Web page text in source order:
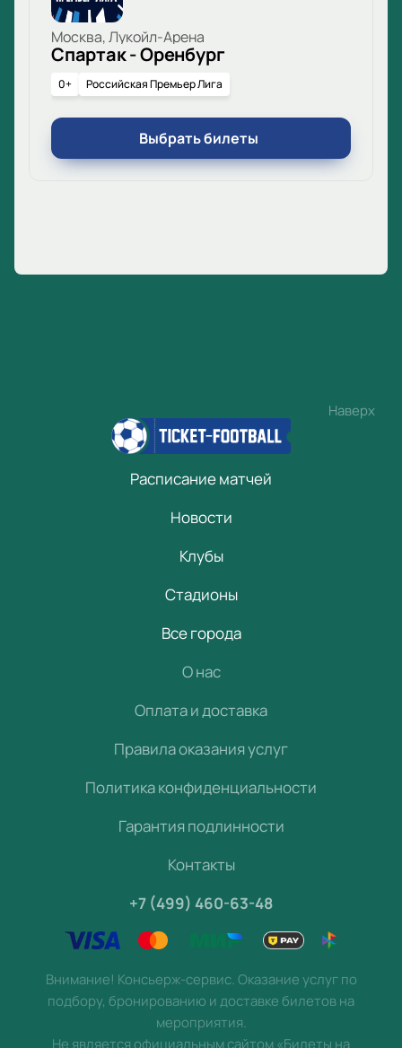
Москва, Лукойл-Арена
Спартак - Оренбург
0+ Российская Премьер Лига
Выбрать билеты
Наверх
Расписание матчей
Новости
Клубы
Стадионы
Все города
О нас
Оплата и доставка
Правила оказания услуг
Политика конфиденциальности
Гарантия подлинности
Контакты
+7 (499) 460-63-48
Внимание! Консьерж-сервис. Оказание услуг по
подбору, бронированию и доставке билетов на
мероприятия.
Не является официальным сайтом «Билеты на